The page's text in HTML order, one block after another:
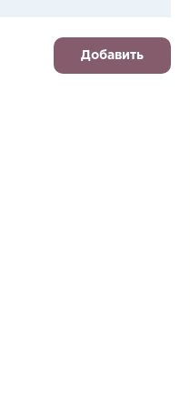
Добавить